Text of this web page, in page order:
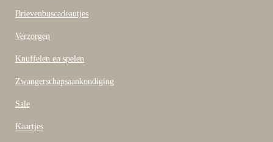
Brievenbuscadeautjes
Verzorgen
Knuffelen en spelen
Zwangerschapsaankondiging
Sale
Kaartjes